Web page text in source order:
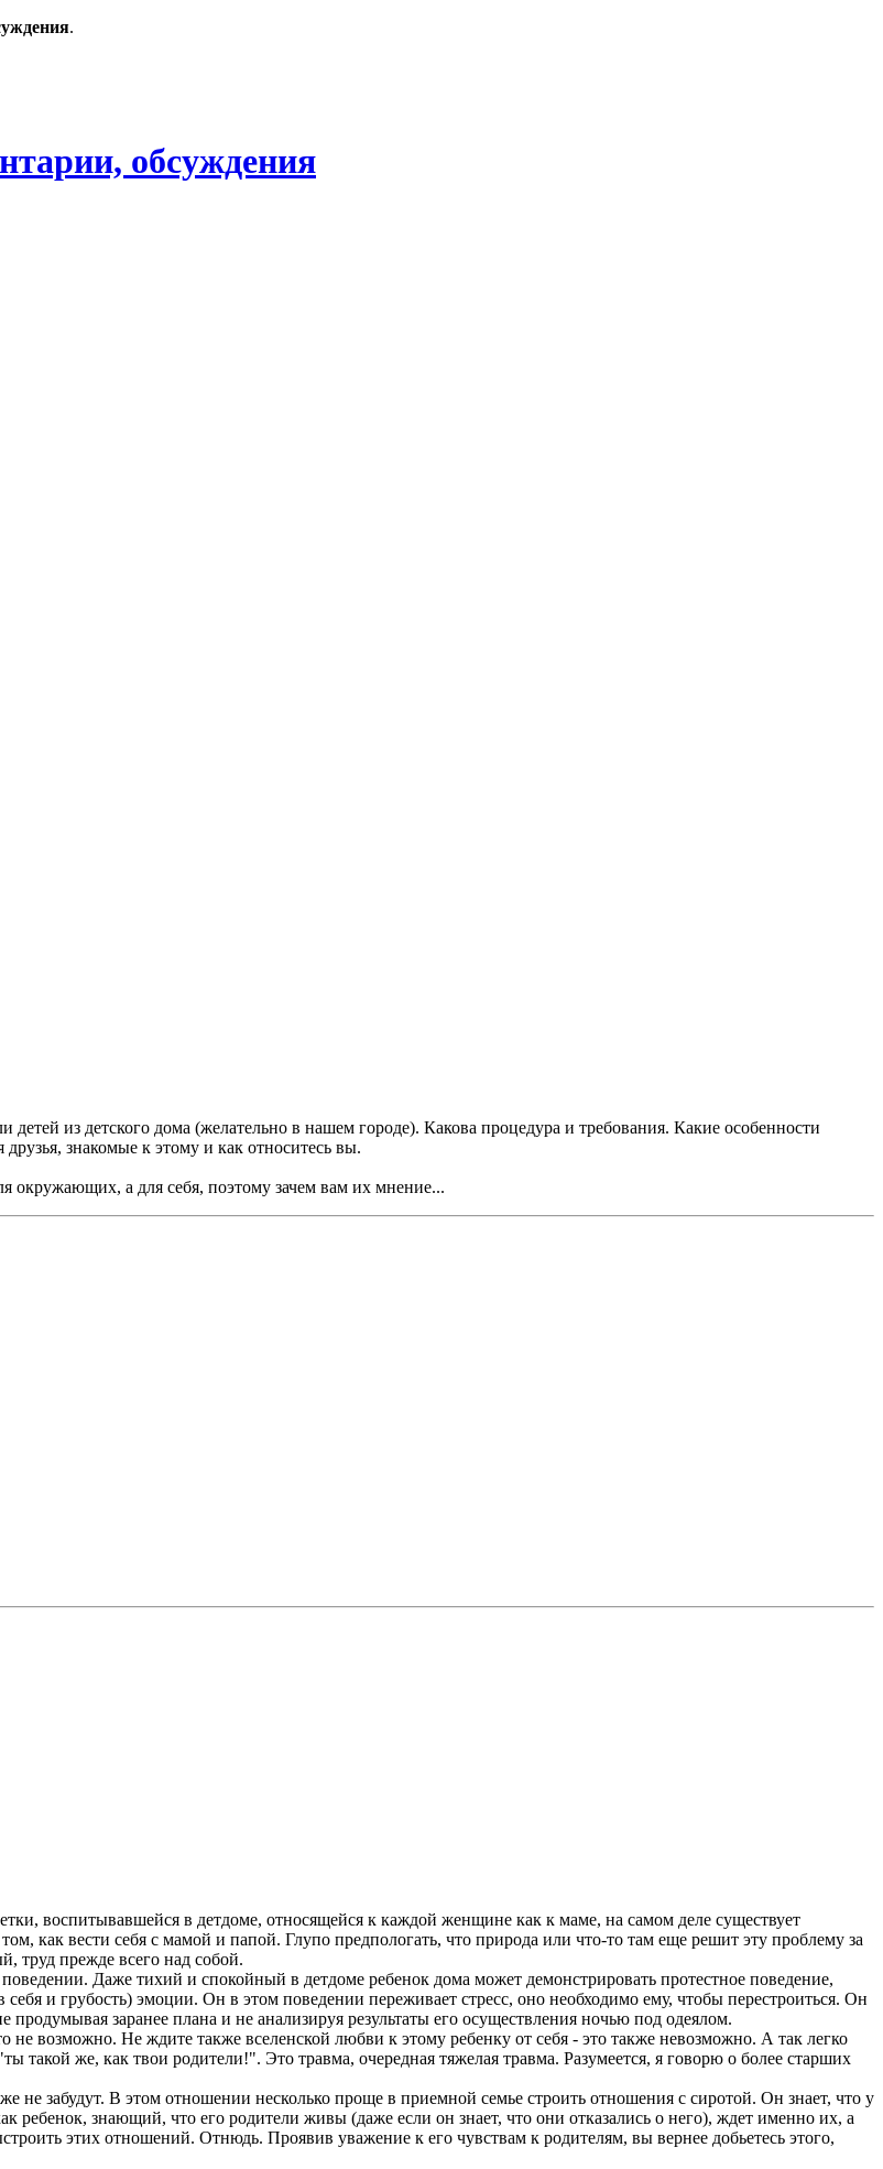
.
из детского дома (желательно в нашем городе). Какова процедура и требования. Какие особенности
знакомые к этому и как относитесь вы.
окружающих, а для себя, поэтому зачем вам их мнение...
воспитывавшейся в детдоме, относящейся к каждой женщине как к маме, на самом деле существует
как вести себя с мамой и папой. Глупо предпологать, что природа или что-то там еще решит эту проблему за
труд прежде всего над собой.
Даже тихий и спокойный в детдоме ребенок дома может демонстрировать протестное поведение,
себя и грубость) эмоции. Он в этом поведении переживает стресс, оно необходимо ему, чтобы перестроиться. Он
заранее плана и не анализируя результаты его осуществления ночью под одеялом.
не возможно. Не ждите также вселенской любви к этому ребенку от себя - это также невозможно. А так легко
же, как твои родители!". Это травма, очередная тяжелая травма. Разумеется, я говорю о более старших
не забудут. В этом отношении несколько проще в приемной семье строить отношения с сиротой. Он знает, что у
ребенок, знающий, что его родители живы (даже если он знает, что они отказались о него), ждет именно их, а
этих отношений. Отнюдь. Проявив уважение к его чувствам к родителям, вы вернее добьетесь этого,